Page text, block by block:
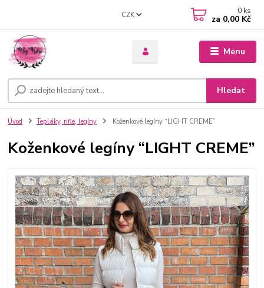
Menu
CZK
Hledat
0 ks
za 0,00 Kč
Úvod Tepláky, rifle, legíny Koženkové legíny “LIGHT CREME”
Koženkové legíny “LIGHT CREME”